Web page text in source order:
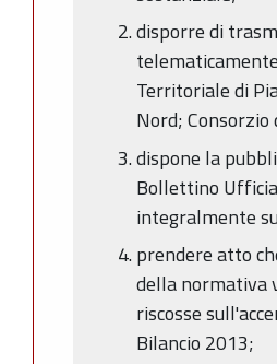
disporre di
Territoriale di
Nord;
dispone la
Bollettino
integralmente
prendere atto
della normativa
riscosse
Bilancio 2013;